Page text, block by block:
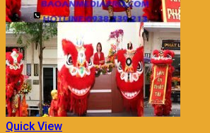
Quick View